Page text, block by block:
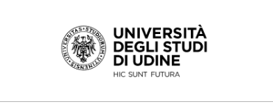
Passa al contenuto principale